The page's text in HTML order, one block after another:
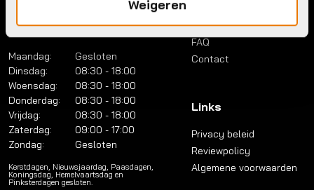
Weigeren
Openingstijden
Maandag:
Gesloten
Dinsdag:
08:30 - 18:00
Woensdag:
08:30 - 18:00
Donderdag:
08:30 - 18:00
Vrijdag:
08:30 - 18:00
Zaterdag:
09:00 - 17:00
Zondag:
Gesloten
Kerstdagen, Nieuwsjaardag, Paasdagen,
Koningsdag, Hemelvaartsdag en
Pinksterdagen gesloten.
Vacatures
FAQ
Contact
Links
Privacy beleid
Reviewpolicy
Algemene voorwaarden